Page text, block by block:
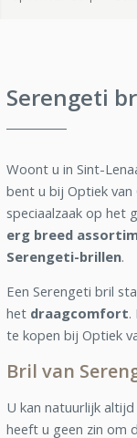
Serengeti
Woont u in Sint-
bent u bij Optiek van
speciaalzaak op het
erg breed
Serengeti-brillen.
Een Serengeti bril
het draagcomfort.
te kopen bij Optiek
Bril van
U kan natuurlijk
heeft u geen zin om